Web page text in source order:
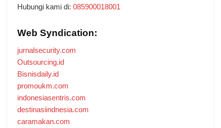
Hubungi kami di: 085900018001
Web Syndication:
jurnalsecurity.com
Outsourcing.id
Bisnisdaily.id
promoukm.com
indonesiasentris.com
destinasiindnesia.com
caramakan.com